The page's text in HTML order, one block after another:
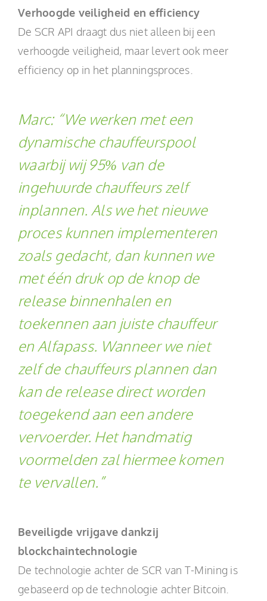
Verhoogde veiligheid en efficiency
De SCR API draagt dus niet alleen bij een
verhoogde veiligheid, maar levert ook meer
efficiency op in het planningsproces.
Marc: “We werken met een
dynamische chauffeurspool
waarbij wij 95% van de
ingehuurde chauffeurs zelf
inplannen. Als we het nieuwe
proces kunnen implementeren
zoals gedacht, dan kunnen we
met één druk op de knop de
release binnenhalen en
toekennen aan juiste chauffeur
en Alfapass. Wanneer we niet
zelf de chauffeurs plannen dan
kan de release direct worden
toegekend aan een andere
vervoerder. Het handmatig
voormelden zal hiermee komen
te vervallen.”
Beveiligde vrijgave dankzij
blockchaintechnologie
De technologie achter de SCR van T-Mining is
gebaseerd op de technologie achter Bitcoin.